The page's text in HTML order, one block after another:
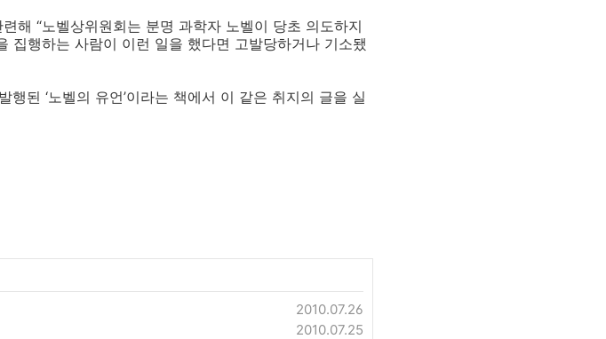
해 “노벨상위원회는 분명 과학자 노벨이 당초 의도하지
집행하는 사람이 이런 일을 했다면 고발당하거나 기소됐
된 ‘노벨의 유언’이라는 책에서 이 같은 취지의 글을 실
2010.07.26
2010.07.25